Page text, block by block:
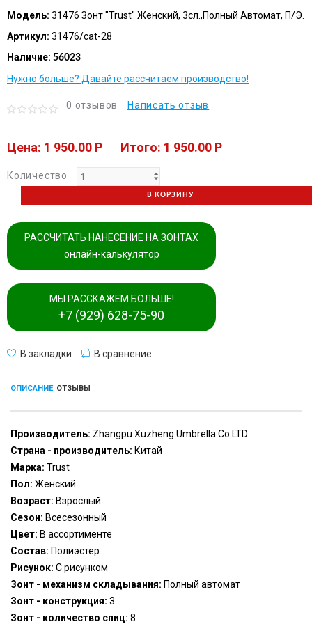
Модель: 31476 Зонт "Trust" Женский, 3сл.,Полный Автомат, П/Э.
Артикул: 31476/cat-28
Наличие: 56023
Нужно больше? Давайте рассчитаем производство!
0 отзывов Написать отзыв
Цена: 1 950.00 P Итого: 1 950.00 P
Количество
В КОРЗИНУ
РАССЧИТАТЬ НАНЕСЕНИЕ НА ЗОНТАХ
онлайн-калькулятор
МЫ РАССКАЖЕМ БОЛЬШЕ!
+7 (929) 628-75-90
В закладки В сравнение
ОПИСАНИЕ ОТЗЫВЫ
Производитель: Zhangpu Xuzheng Umbrella Co LTD
Страна - производитель: Китай
Марка: Trust
Пол: Женский
Возраст: Взрослый
Сезон: Всесезонный
Цвет: В ассортименте
Состав: Полиэстер
Рисунок: С рисунком
Зонт - механизм складывания: Полный автомат
Зонт - конструкция: 3
Зонт - количество спиц: 8